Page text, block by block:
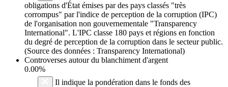
obligations d'État émises par des pays classés "très
corrompus" par l'indice de perception de la corruption (IPC)
de l'organisation non gouvernementale "Transparency
International". L'IPC classe 180 pays et régions en fonction
du degré de perception de la corruption dans le secteur public.
(Source des données : Transparency International)
Controverses autour du blanchiment d'argent
0.00%
Il indique la pondération dans le fonds des